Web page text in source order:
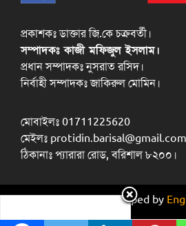
প্রকাশকঃ ডাক্তার জি.কে চক্রবর্তী।
সম্পাদকঃ কাজী মফিজুল ইসলাম।
প্রধান সম্পাদকঃ নুসরাত রসিদ।
নির্বাহী সম্পাদকঃ জাকিরুল মোমিন।
মোবাইলঃ 01711225620
মেইলঃ protidin.barisal@gmail.com
ঠিকানাঃ প্যারারা রোড, বরিশাল ৮২০০।
Design and developed by